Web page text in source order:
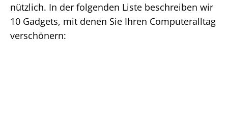
nützlich. In der folgenden Liste beschreiben wir
10 Gadgets, mit denen Sie Ihren Computeralltag
verschönern: